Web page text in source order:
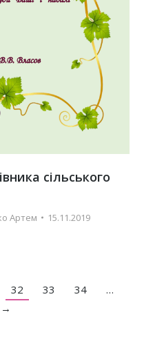
сільського
Артем 15.11.2019
32 33 34
…
→